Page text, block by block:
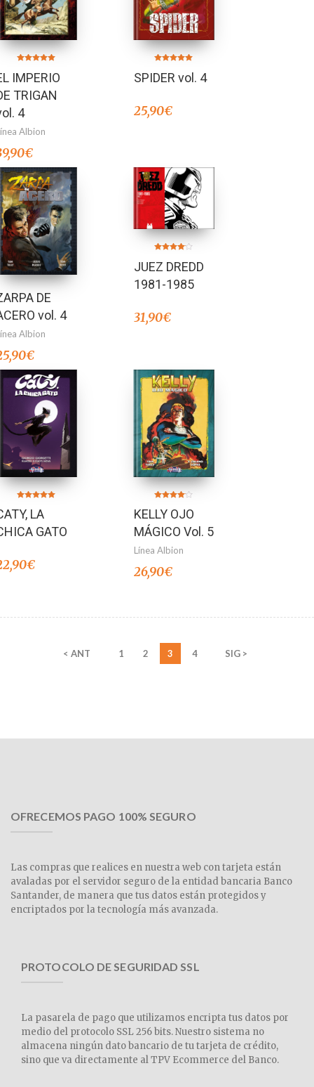
5.00
de 5
IMPERIO
TRIGAN
4
Albion
€
5.00
de 5
SPIDER vol. 4
25,90€
DE
vol. 4
Albion
€
en
4.00
de 5
JUEZ DREDD
1981-1985
31,90€
5.00
de 5 LA
GATO
€
en
4.00
de 5
KELLY OJO
MÁGICO Vol. 5
Línea Albion
26,90€
< ANT 1 2 3 4 SIG >
OFRECEMOS PAGO 100% SEGURO
Las compras que realices en nuestra web con tarjeta están
avaladas por el servidor seguro de la entidad bancaria Banco
Santander, de manera que tus datos están protegidos y
encriptados por la tecnología más avanzada.
PROTOCOLO DE SEGURIDAD SSL
La pasarela de pago que utilizamos encripta tus datos por
medio del protocolo SSL 256 bits. Nuestro sistema no
almacena ningún dato bancario de tu tarjeta de crédito,
sino que va directamente al TPV Ecommerce del Banco.